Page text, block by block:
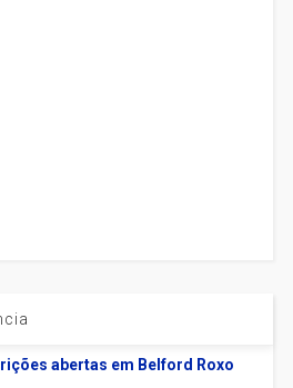
abertas em Belford Roxo